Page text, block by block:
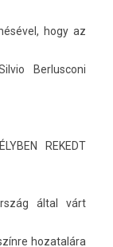
hogy az
Be­rlus­coni
RE­KEDT
által várt
hozatalára